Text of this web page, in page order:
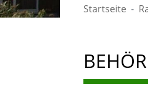
Startseite